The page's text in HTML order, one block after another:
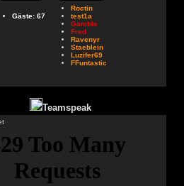
Gäste: 67
Roctin
test1a
Gamble
Fred
Ravenyr
Staeblein
Luzifer69
FFuntastic
Teamspeak